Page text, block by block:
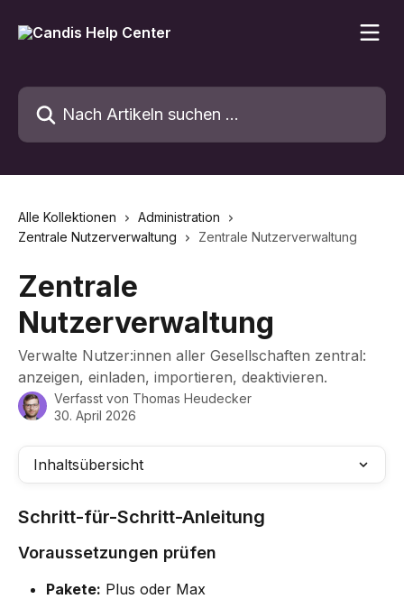
Nach Artikeln suchen …
Alle Kollektionen
Administration
Zentrale Nutzerverwaltung
Zentrale Nutzerverwaltung
Zentrale
Nutzerverwaltung
Verwalte Nutzer:innen aller Gesellschaften zentral:
anzeigen, einladen, importieren, deaktivieren.
Verfasst von Thomas Heudecker
30. April 2026
Inhaltsübersicht
Schritt-für-Schritt-Anleitung
Voraussetzungen prüfen
Pakete: Plus oder Max